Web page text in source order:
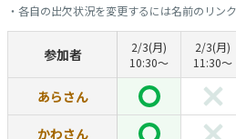
・各自の出欠状況を変更するには名前のリン
参加者
2/3(月)
10:30〜
2/3(月)
11:30〜
あらさん
かわさん